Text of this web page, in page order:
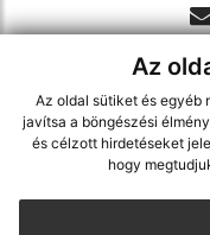
Az
Az oldal sütiket és egyéb
javítsa a böngészési
és célzott hirdetéseket
hogy
használja ki a
ECHELON 2 CMS
Internetes portál,